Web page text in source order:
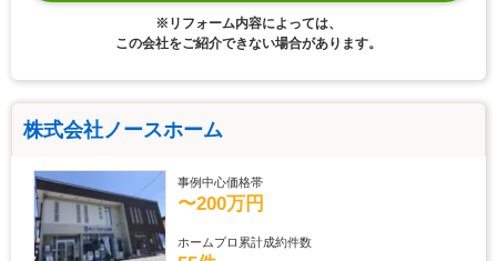
※リフォーム内容によっては、
この会社をご紹介できない場合があります。
株式会社ノースホーム
事例中心価格帯
〜200万円
ホームプロ累計成約件数